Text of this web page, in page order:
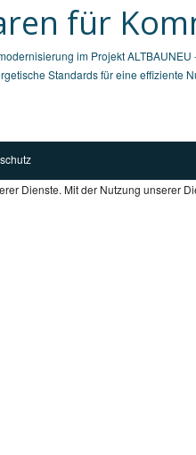
für
im Projekt
Standards für eine effiziente
Dienste. Mit der Nutzung unserer